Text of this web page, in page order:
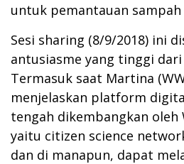
untuk pemantauan
Sesi sharing (8/9/2018) ini
antusiasme yang tinggi
Termasuk saat Martina
menjelaskan platform
tengah dikembangkan oleh
yaitu citizen science
dan di manapun, dapat